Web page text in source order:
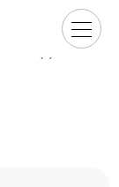
yoridoko